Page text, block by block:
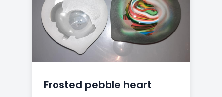
Frosted pebble heart